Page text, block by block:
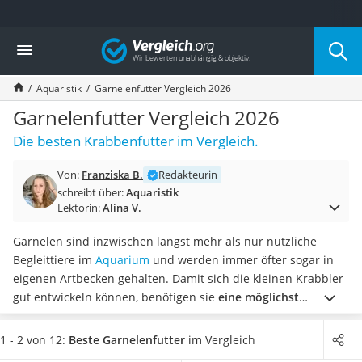
Die beliebtesten Vergleiche nach Kategorie
Drogerie
Inhalator
Haarschneider
Rollator
Braun Rasierer
Katzenklappe (Chip)
Masturbator
Massagepistole
Reisehaartrockner
Eiweißpulver
Magnesiumpräparat
Katzenklappe
Nackenmassagegerät
Zeckenschutz Katze
Vergleich
Aquaristik Garnelenfutter Vergleich 2026
Garnelenfutter Vergleich 2026
Die besten Krabbenfutter im Vergleich.
Von: Franziska B.
Redakteurin
schreibt über:Aquaristik
Lektorin:Alina V.
Garnelen sind inzwischen längst mehr als nur nützliche
Begleittiere im Aquarium und werden immer öfter sogar in
eigenen Artbecken gehalten. Damit sich die kleinen Krabbler
gut entwickeln können, benötigen sie eine möglichst
artgerechte und ausgewogene Ernährung. Wie verschiedene
Tests im Internet zeigen, sollte das Garnelenfutter einen
1 - 2 von 12: Beste Garnelenfutter im Vergleich